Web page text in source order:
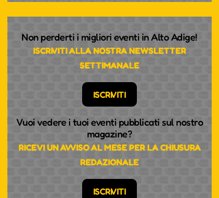
Non perderti i migliori eventi in Alto Adige!
ISCRIVITI ALLA NOSTRA NEWSLETTER
SETTIMANALE
ISCRIVITI
Vuoi vedere i tuoi eventi pubblicati sul nostro
magazine?
RICEVI UN AVVISO AL MESE PER LA CHIUSURA
REDAZIONALE
ISCRIVITI